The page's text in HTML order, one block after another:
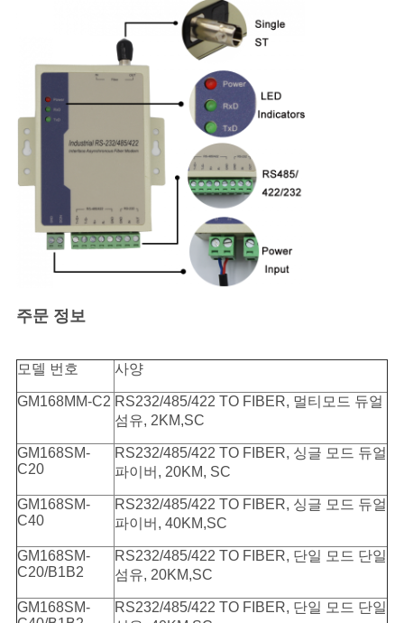
주문 정보
모델 번호 사양
GM168MM-C2 RS232/485/422 TO FIBER, 멀티모드 듀얼
섬유, 2KM,SC
GM168SM-
C20
RS232/485/422 TO FIBER, 싱글 모드 듀얼
파이버, 20KM, SC
GM168SM-
C40
RS232/485/422 TO FIBER, 싱글 모드 듀얼
파이버, 40KM,SC
GM168SM-
C20/B1B2
RS232/485/422 TO FIBER, 단일 모드 단일
섬유, 20KM,SC
GM168SM-
RS232/485/422 TO FIBER, 단일 모드 단일